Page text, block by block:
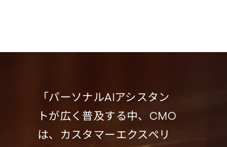
「パーソナルAIアシスタン
トが広く普及する中、CMO
は、カスタマーエクスペリ